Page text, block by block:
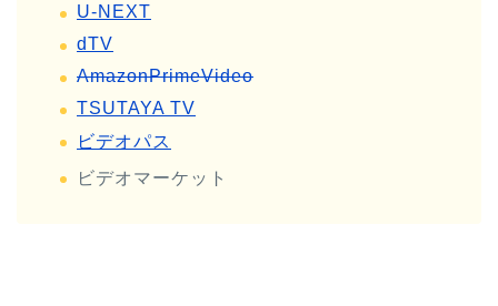
U-NEXT
dTV
AmazonPrimeVideo
TSUTAYA TV
ビデオパス
ビデオマーケット